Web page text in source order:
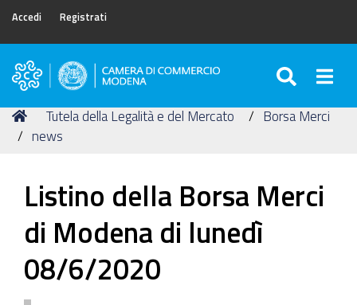
Accedi Registrati
Camera
Commercio
di
Tu
sei
Home
Tutela della Legalità e del Mercato
Borsa Merci
news
Listino della Borsa Merci
di Modena di lunedì
08/6/2020